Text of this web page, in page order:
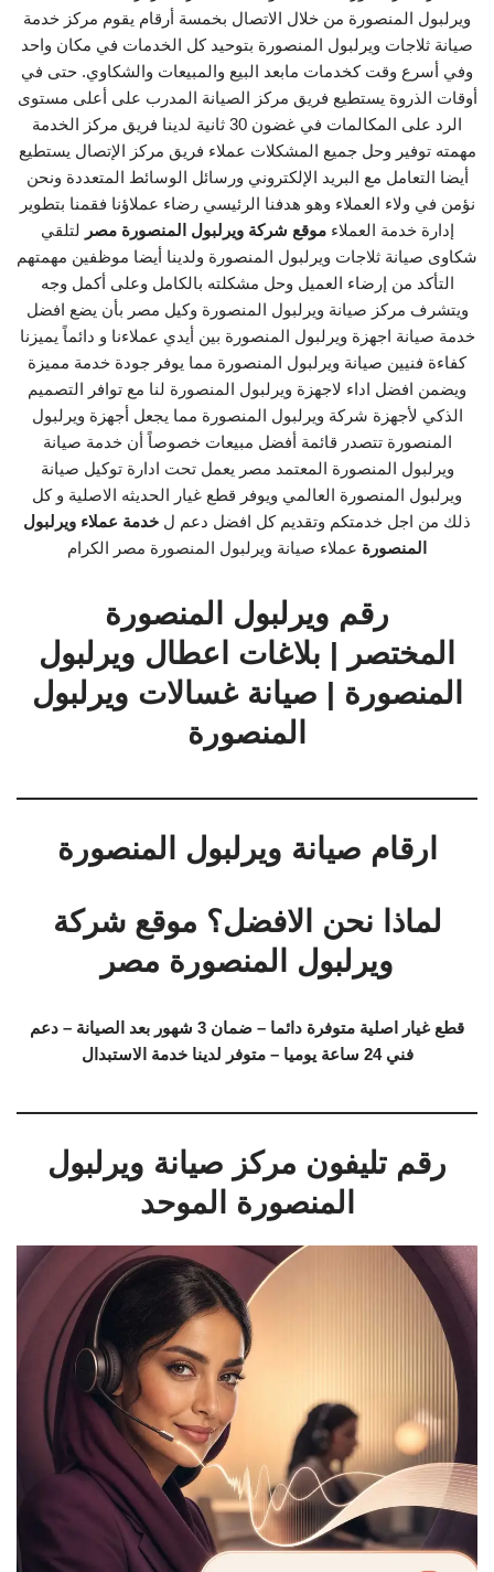
ويرلبول المنصورة من خلال الاتصال بخمسة أرقام يقوم مركز خدمة
صيانة ثلاجات ويرلبول المنصورة بتوحيد كل الخدمات في مكان واحد
وفي أسرع وقت كخدمات مابعد البيع والمبيعات والشكاوي. حتى في
أوقات الذروة يستطيع فريق مركز الصيانة المدرب على أعلى مستوى
الرد على المكالمات في غضون 30 ثانية لدينا فريق مركز الخدمة
مهمته توفير وحل جميع المشكلات عملاء فريق مركز الإتصال يستطيع
أيضا التعامل مع البريد الإلكتروني ورسائل الوسائط المتعددة ونحن
نؤمن في ولاء العملاء وهو هدفنا الرئيسي رضاء عملاؤنا فقمنا بتطوير
إدارة خدمة العملاءموقع شركة ويرلبول المنصورة مصر لتلقي
شكاوى صيانة ثلاجات ويرلبول المنصورة ولدينا أيضا موظفين مهمتهم
التأكد من إرضاء العميل وحل مشكلته بالكامل وعلى أكمل وجه
ويتشرف مركز صيانة ويرلبول المنصورة وكيل مصر بأن يضع افضل
خدمة صيانة اجهزة ويرلبول المنصورة بين أيدي عملاءنا و دائماً يميزنا
كفاءة فنيين صيانة ويرلبول المنصورة مما يوفر جودة خدمة مميزة
ويضمن افضل اداء لاجهزة ويرلبول المنصورة لنا مع توافر التصميم
الذكي لأجهزة شركة ويرلبول المنصورة مما يجعل أجهزة ويرلبول
المنصورة تتصدر قائمة أفضل مبيعات خصوصاً أن خدمة صيانة
ويرلبول المنصورة المعتمد مصر يعمل تحت ادارة توكيل صيانة
ويرلبول المنصورة العالمي ويوفر قطع غيار الحديثه الاصلية و كل
ذلك من اجل خدمتكم وتقديم كل افضل دعم ل خدمة عملاء ويرلبول
المنصورة عملاء صيانة ويرلبول المنصورة مصر الكرام
رقم ويرلبول المنصورة
المختصر | بلاغات اعطال ويرلبول
المنصورة | صيانة غسالات ويرلبول
المنصورة
ارقام صيانة ويرلبول المنصورة
لماذا نحن الافضل؟ موقع شركة
ويرلبول المنصورة مصر
قطع غيار اصلية متوفرة دائما – ضمان 3 شهور بعد الصيانة – دعم
فني 24 ساعة يوميا – متوفر لدينا خدمة الاستبدال
رقم تليفون مركز صيانة ويرلبول
المنصورة الموحد